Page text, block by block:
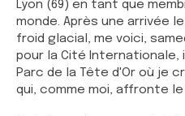
Lyon (69) en tant que
monde. Après une arrivée
froid glacial, me voici,
pour la Cité Internationale,
Parc de la Tête d'Or où je
qui, comme moi, affronte le